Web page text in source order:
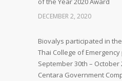
DECEMBER 2, 2020
Biovalys participated in
Thai College of
September 30th – October
Centara Government